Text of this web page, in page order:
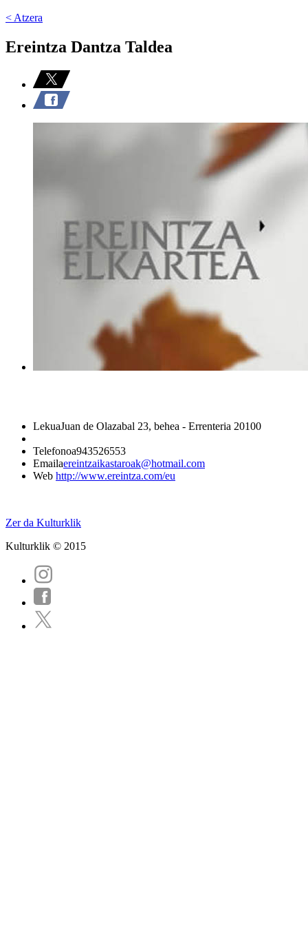
< Atzera
Ereintza Dantza Taldea
LekuaJuan de Olazabal 23, behea - Errenteria 20100
Telefonoa943526553
Emailaereintzaikastaroak@hotmail.com
Web http://www.ereintza.com/eu
Zer da Kulturklik
Kulturklik © 2015